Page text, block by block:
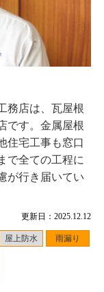
更新日：2025.12.12
屋上防水 雨漏り
務店は、瓦屋根
です。金属屋根
住宅工事も窓口
で全ての工程に
が行き届いてい